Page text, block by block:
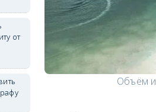
Объём
от